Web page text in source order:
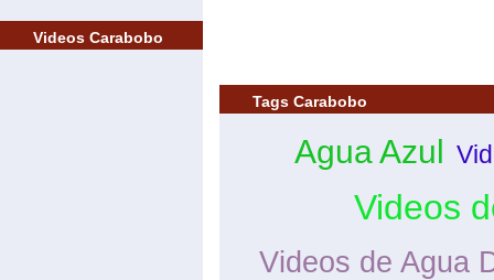
Videos Carabobo
Tags Carabobo
Agua Azul
Videos
Videos de Agua